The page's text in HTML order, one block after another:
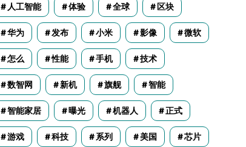
人工智能 体验 全球 区块
华为 发布 小米 影像 微软
怎么 性能 手机 技术
数智网 新机 旗舰 智能
智能家居 曝光 机器人 正式
游戏 科技 系列 美国 芯片